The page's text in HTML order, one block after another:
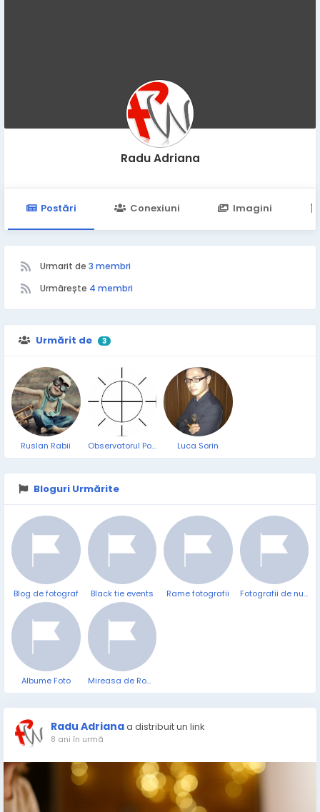
Radu Adriana
Postări Conexiuni Imagini
Urmarit de 3 membri
Urmărește 4 membri
Urmărit de 3
Ruslan Rabii Observatorul Popular Luca Sorin
Bloguri Urmărite
Blog de fotograf Black tie events Rame fotografii Fotografii de nunta
Albume Foto Mireasa de Romania
Radu Adrianaa distribuit un link
8 ani în urmă